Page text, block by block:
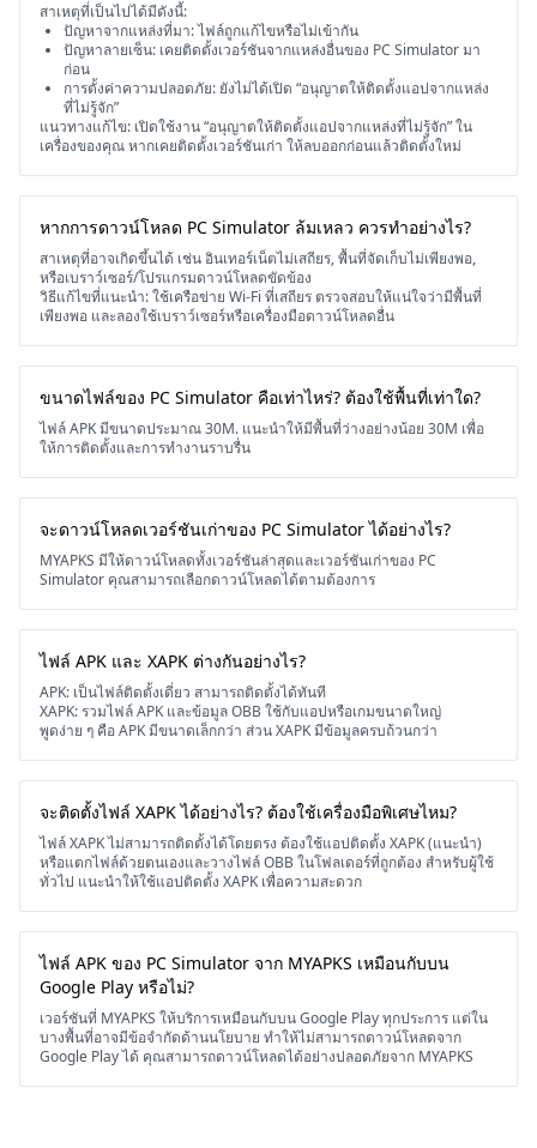
สาเหตุที่เป็นไปได้มีดังนี้:
ปัญหาจากแหล่งที่มา: ไฟล์ถูกแก้ไขหรือไม่เข้ากัน
ปัญหาลายเซ็น: เคยติดตั้งเวอร์ชันจากแหล่งอื่นของ PC Simulator มา
ก่อน
การตั้งค่าความปลอดภัย: ยังไม่ได้เปิด “อนุญาตให้ติดตั้งแอปจากแหล่ง
ที่ไม่รู้จัก”
แนวทางแก้ไข: เปิดใช้งาน “อนุญาตให้ติดตั้งแอปจากแหล่งที่ไม่รู้จัก” ใน
เครื่องของคุณ หากเคยติดตั้งเวอร์ชันเก่า ให้ลบออกก่อนแล้วติดตั้งใหม่
หากการดาวน์โหลด PC Simulator ล้มเหลว ควรทำอย่างไร?
สาเหตุที่อาจเกิดขึ้นได้ เช่น อินเทอร์เน็ตไม่เสถียร, พื้นที่จัดเก็บไม่เพียงพอ,
หรือเบราว์เซอร์/โปรแกรมดาวน์โหลดขัดข้อง
วิธีแก้ไขที่แนะนำ: ใช้เครือข่าย Wi-Fi ที่เสถียร ตรวจสอบให้แน่ใจว่ามีพื้นที่
เพียงพอ และลองใช้เบราว์เซอร์หรือเครื่องมือดาวน์โหลดอื่น
ขนาดไฟล์ของ PC Simulator คือเท่าไหร่? ต้องใช้พื้นที่เท่าใด?
ไฟล์ APK มีขนาดประมาณ 30M. แนะนำให้มีพื้นที่ว่างอย่างน้อย 30M เพื่อ
ให้การติดตั้งและการทำงานราบรื่น
จะดาวน์โหลดเวอร์ชันเก่าของ PC Simulator ได้อย่างไร?
MYAPKS มีให้ดาวน์โหลดทั้งเวอร์ชันล่าสุดและเวอร์ชันเก่าของ PC
Simulator คุณสามารถเลือกดาวน์โหลดได้ตามต้องการ
ไฟล์ APK และ XAPK ต่างกันอย่างไร?
APK: เป็นไฟล์ติดตั้งเดี่ยว สามารถติดตั้งได้ทันที
XAPK: รวมไฟล์ APK และข้อมูล OBB ใช้กับแอปหรือเกมขนาดใหญ่
พูดง่าย ๆ คือ APK มีขนาดเล็กกว่า ส่วน XAPK มีข้อมูลครบถ้วนกว่า
จะติดตั้งไฟล์ XAPK ได้อย่างไร? ต้องใช้เครื่องมือพิเศษไหม?
ไฟล์ XAPK ไม่สามารถติดตั้งได้โดยตรง ต้องใช้แอปติดตั้ง XAPK (แนะนำ)
หรือแตกไฟล์ด้วยตนเองและวางไฟล์ OBB ในโฟลเดอร์ที่ถูกต้อง สำหรับผู้ใช้
ทั่วไป แนะนำให้ใช้แอปติดตั้ง XAPK เพื่อความสะดวก
ไฟล์ APK ของ PC Simulator จาก MYAPKS เหมือนกับบน
Google Play หรือไม่?
เวอร์ชันที่ MYAPKS ให้บริการเหมือนกับบน Google Play ทุกประการ แต่ใน
บางพื้นที่อาจมีข้อจำกัดด้านนโยบาย ทำให้ไม่สามารถดาวน์โหลดจาก
Google Play ได้ คุณสามารถดาวน์โหลดได้อย่างปลอดภัยจาก MYAPKS